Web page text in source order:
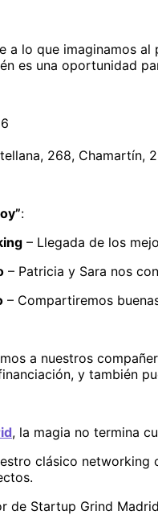
a lo que imaginamos
es una oportunidad
268, Chamartín,
:
– Llegada de los
– Patricia y Sara nos
– Compartiremos
a nuestros
y también
, la magia no termina
clásico
de Startup Grind